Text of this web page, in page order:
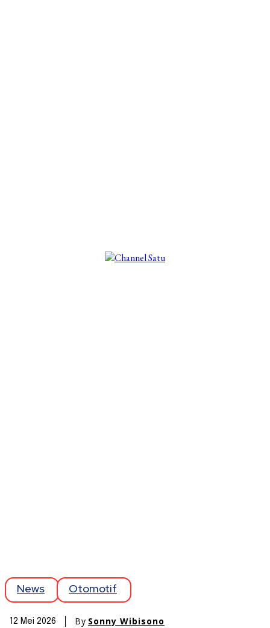
News Otomotif
12 Mei 2026 By Sonny Wibisono